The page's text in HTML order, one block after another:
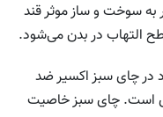
سوخت و ساز موثر قند
التهاب در بدن می‌شود.
در چای سبز اکسیر ضد
است. چای سبز خاصیت